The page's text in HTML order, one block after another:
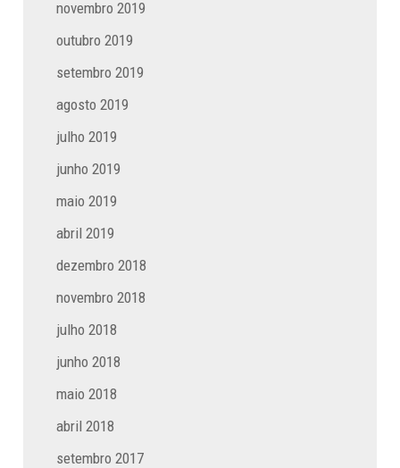
novembro 2019
outubro 2019
setembro 2019
agosto 2019
julho 2019
junho 2019
maio 2019
abril 2019
dezembro 2018
novembro 2018
julho 2018
junho 2018
maio 2018
abril 2018
setembro 2017